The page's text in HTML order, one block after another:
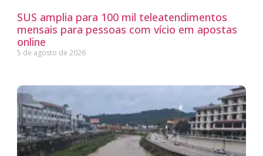
SUS amplia para 100 mil teleatendimentos
mensais para pessoas com vício em apostas
online
5 de agosto de 2026